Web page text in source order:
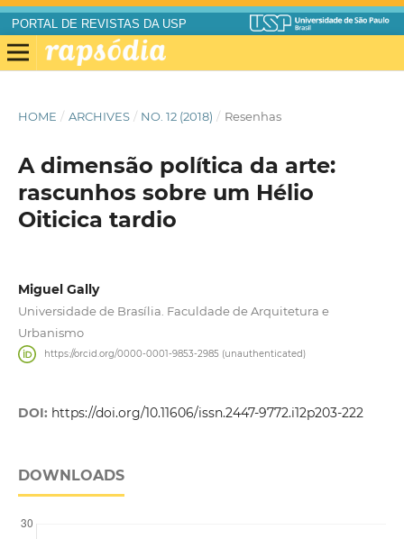
PORTAL DE REVISTAS DA USP
HOME / ARCHIVES / NO. 12 (2018) / Resenhas
A dimensão política da arte:
rascunhos sobre um Hélio
Oiticica tardio
Miguel Gally
Universidade de Brasília. Faculdade de Arquitetura e
Urbanismo
https://orcid.org/0000-0001-9853-2985 (unauthenticated)
DOI: https://doi.org/10.11606/issn.2447-9772.i12p203-222
DOWNLOADS